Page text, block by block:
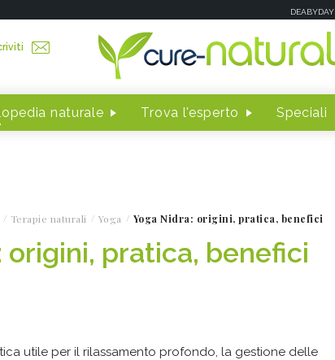
DEABYDAY
naturale Trova l'esperto Speciali
Terapie naturali Yoga Yoga Nidra: origini, pratica, benefici
origini, pratica, benefici
utile per il rilassamento profondo, la gestione delle